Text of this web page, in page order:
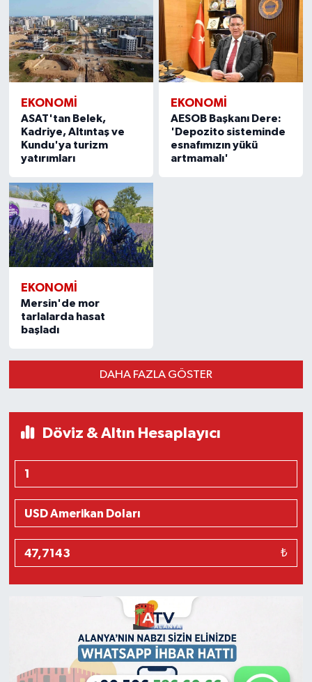
EKONOMİ
ASAT'tan Belek,
Kadriye, Altıntaş ve
Kundu'ya turizm
yatırımları
EKONOMİ
AESOB Başkanı Dere:
'Depozito sisteminde
esnafımızın yükü
artmamalı'
EKONOMİ
Mersin'de mor
tarlalarda hasat
başladı
DAHA FAZLA GÖSTER
Döviz & Altın Hesaplayıcı
₺